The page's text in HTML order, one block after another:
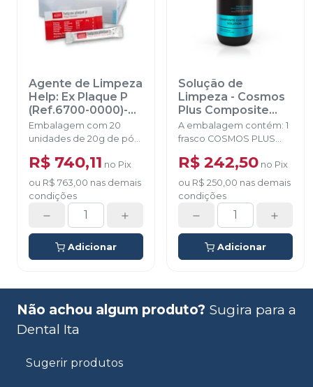
Agente de Limpeza
Help: Ex Plaque P
(Ref.6700-0000)-
20 aplicações -
RENFERT
Embalagem com 20
unidades de 20g de pó
unidades de 4,5 g de
neutralizador.
R$ 740,11 no Pix
ou R$ 763,00 nas demais
condições
Adicionar
Solução de
Limpeza - Cosmos
Plus Composite
Cleaning Solution-
YLLER
A embalagem contém: 1
frasco COSMOS PLUS
SOLUTION 1kg
R$ 242,50 no Pix
ou R$ 250,00 nas demais
condições
Adicionar
Não achou algum produto? Sugira para a
Dental Ita
Sugerir produtos